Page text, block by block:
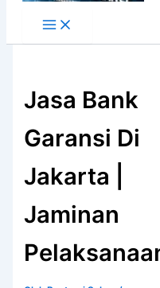
Jasa Bank
Garansi Di
Jakarta |
Jaminan